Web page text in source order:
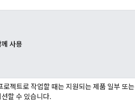
사용
로젝트로 작업할 때는 지원되는 제품 일부 또는
할 수 있습니다.